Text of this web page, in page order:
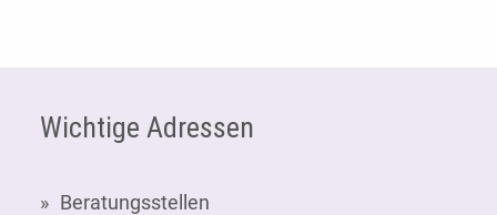
Wichtige Adressen
Beratungsstellen